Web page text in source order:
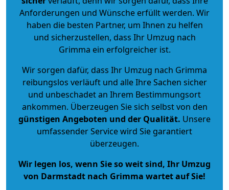
Anforderungen und Wünsche erfüllt werden. Wir
haben die besten Partner, um Ihnen zu helfen
und sicherzustellen, dass Ihr Umzug nach
Grimma ein erfolgreicher ist.
Wir sorgen dafür, dass Ihr Umzug nach Grimma
reibungslos verläuft und alle Ihre Sachen sicher
und unbeschadet an Ihrem Bestimmungsort
ankommen. Überzeugen Sie sich selbst von den
günstigen Angeboten und der Qualität. Unsere
umfassender Service wird Sie garantiert
überzeugen.
Wir legen los, wenn Sie so weit sind, Ihr Umzug
von Darmstadt nach Grimma wartet auf Sie!